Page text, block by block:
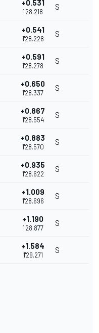
+0.531
1'28.218
S
+0.541
1'28.228
S
+0.591
1'28.278
S
+0.650
1'28.337
S
+0.867
1'28.554
S
+0.883
1'28.570
S
+0.935
1'28.622
S
+1.009
1'28.696
S
+1.190
1'28.877
S
+1.584
1'29.271
S